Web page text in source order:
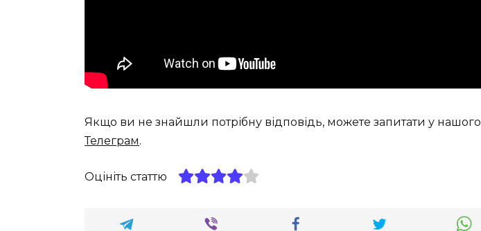
Якщо ви не знайшли потрібну відповідь, можете запитати у нашого
Телеграм.
Оцініть статтю